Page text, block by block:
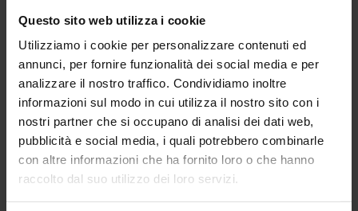
Questo sito web utilizza i cookie
Utilizziamo i cookie per personalizzare contenuti ed
annunci, per fornire funzionalità dei social media e per
analizzare il nostro traffico. Condividiamo inoltre
informazioni sul modo in cui utilizza il nostro sito con i
nostri partner che si occupano di analisi dei dati web,
pubblicità e social media, i quali potrebbero combinarle
con altre informazioni che ha fornito loro o che hanno
raccolto dal suo utilizzo dei loro servizi.
Quimica Petroquimica (V.ES) (2.79 mo)
Cement Manufacturing
Discover all Pyrocontrole's know-how at
each
stage in cement manufacturing
Temperature sensors: Pt100 sensors, K
thermocouples, S thermocouples
Statop temperature controllers
Temperature transmitters